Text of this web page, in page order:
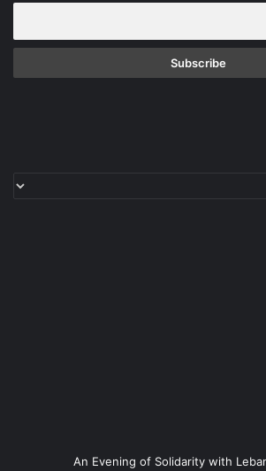
An Evening of Solidarity with